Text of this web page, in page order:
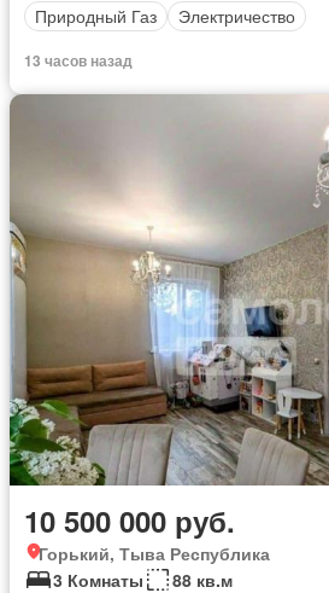
Природный Газ
Электричество
13 часов назад
10 500 000 руб.
Горький, Тыва Республика
3 Комнаты
88 кв.м